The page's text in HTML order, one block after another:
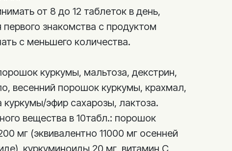
от 8 до 12 таблеток в день,
знакомства с продуктом
с меньшего количества.
куркумы, мальтоза, декстрин,
весенний порошок куркумы, крахмал,
куркумы/эфир сахарозы, лактоза.
вещества в 10табл.: порошок
мг (эквивалентно 11000 мг осенней
куркуминоиды 20 мг, витамин C